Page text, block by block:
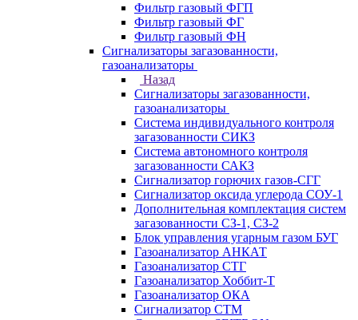
Фильтр газовый ФГП
Фильтр газовый ФГ
Фильтр газовый ФН
Сигнализаторы загазованности,
газоанализаторы
Назад
Сигнализаторы загазованности,
газоанализаторы
Система индивидуального контроля
загазованности СИКЗ
Система автономного контроля
загазованности САКЗ
Сигнализатор горючих газов-СГГ
Сигнализатор оксида углерода СОУ-1
Дополнительная комплектация систем
загазованности СЗ-1, СЗ-2
Блок управления угарным газом БУГ
Газоанализатор АНКАТ
Газоанализатор СТГ
Газоанализатор Хоббит-Т
Газоанализатор ОКА
Сигнализатор СТМ